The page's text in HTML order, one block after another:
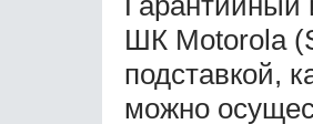
ШК Motorola
подставкой,
можно